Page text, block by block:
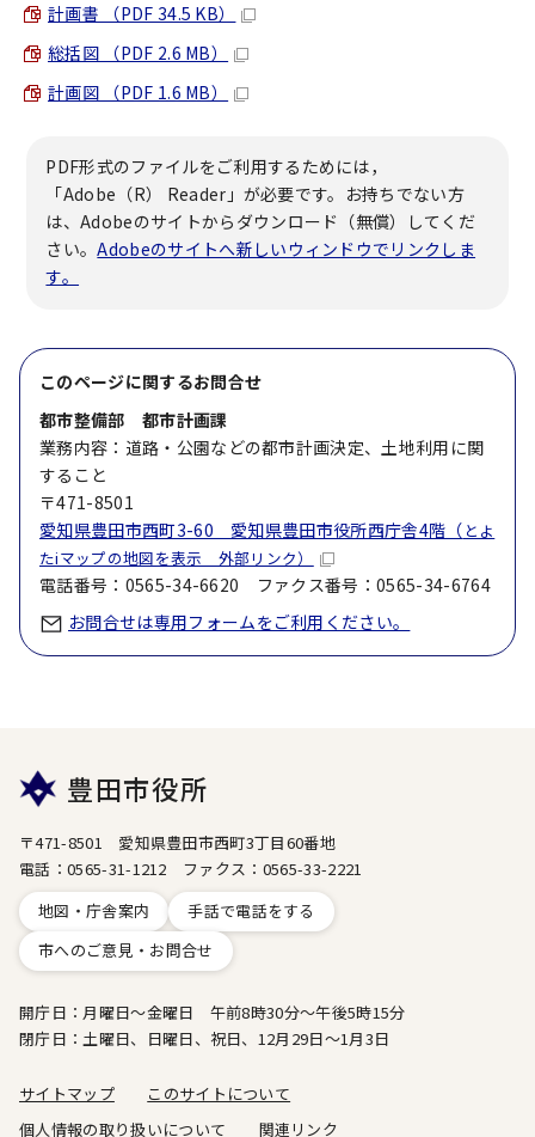
計画書 （PDF 34.5 KB）
総括図 （PDF 2.6 MB）
計画図 （PDF 1.6 MB）
PDF形式のファイルをご利用するためには，
「Adobe（R） Reader」が必要です。お持ちでない方
は、Adobeのサイトからダウンロード（無償）してくだ
さい。Adobeのサイトへ新しいウィンドウでリンクしま
す。
このページに関するお問合せ
都市整備部 都市計画課
業務内容：道路・公園などの都市計画決定、土地利用に関
すること
〒471-8501
愛知県豊田市西町3-60 愛知県豊田市役所西庁舎4階（ とよ
たiマップの地図を表示 外部リンク）
電話番号：0565-34-6620 ファクス番号：0565-34-6764
お問合せは専用フォームをご利用ください。
豊田市役所
〒471-8501 愛知県豊田市西町3丁目60番地
電話：0565-31-1212 ファクス：0565-33-2221
地図・庁舎案内
手話で電話をする
市へのご意見・お問合せ
開庁日：月曜日～金曜日 午前8時30分～午後5時15分
閉庁日：土曜日、日曜日、祝日、12月29日～1月3日
サイトマップ
このサイトについて
個人情報の取り扱いについて
関連リンク